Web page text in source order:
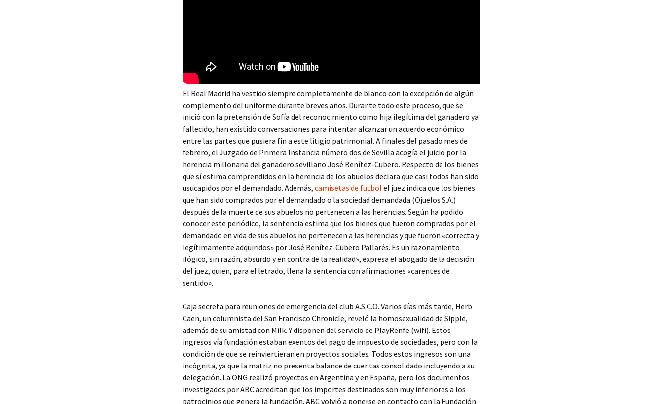
El Real Madrid ha vestido siempre completamente de blanco con la excepción de algún
complemento del uniforme durante breves años. Durante todo este proceso, que se
inició con la pretensión de Sofía del reconocimiento como hija ilegítima del ganadero ya
fallecido, han existido conversaciones para intentar alcanzar un acuerdo económico
entre las partes que pusiera fin a este litigio patrimonial. A finales del pasado mes de
febrero, el Juzgado de Primera Instancia número dos de Sevilla acogía el juicio por la
herencia millonaria del ganadero sevillano José Benítez-Cubero. Respecto de los bienes
que sí estima comprendidos en la herencia de los abuelos declara que casi todos han sido
usucapidos por el demandado. Además, camisetas de futbol el juez indica que los bienes
que han sido comprados por el demandado o la sociedad demandada (Ojuelos S.A.)
después de la muerte de sus abuelos no pertenecen a las herencias. Según ha podido
conocer este periódico, la sentencia estima que los bienes que fueron comprados por el
demandado en vida de sus abuelos no pertenecen a las herencias y que fueron «correcta y
legítimamente adquiridos» por José Benítez-Cubero Pallarés. Es un razonamiento
ilógico, sin razón, absurdo y en contra de la realidad», expresa el abogado de la decisión
del juez, quien, para el letrado, llena la sentencia con afirmaciones «carentes de
sentido».
Caja secreta para reuniones de emergencia del club A.S.C.O. Varios días más tarde, Herb
Caen, un columnista del San Francisco Chronicle, reveló la homosexualidad de Sipple,
además de su amistad con Milk. Y disponen del servicio de PlayRenfe (wifi). Estos
ingresos vía fundación estaban exentos del pago de impuesto de sociedades, pero con la
condición de que se reinviertieran en proyectos sociales. Todos estos ingresos son una
incógnita, ya que la matriz no presenta balance de cuentas consolidado incluyendo a su
delegación. La ONG realizó proyectos en Argentina y en España, pero los documentos
investigados por ABC acreditan que los importes destinados son muy inferiores a los
patrocinios que genera la fundación. ABC volvió a ponerse en contacto con la Fundación